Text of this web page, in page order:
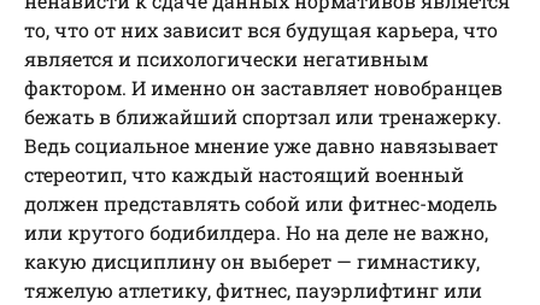
то, что от них зависит вся будущая карьера, что
является и психологически негативным
фактором. И именно он заставляет новобранцев
бежать в ближайший спортзал или тренажерку.
Ведь социальное мнение уже давно навязывает
стереотип, что каждый настоящий военный
должен представлять собой или фитнес-модель
или крутого бодибилдера. Но на деле не важно,
какую дисциплину он выберет — гимнастику,
тяжелую атлетику, фитнес, пауэрлифтинг или